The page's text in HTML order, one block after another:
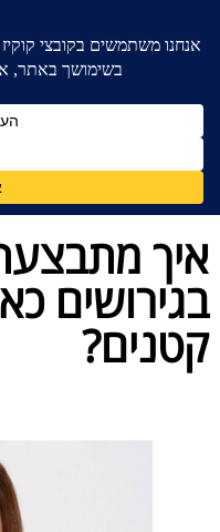
בלוג מאמרים -
איך מתבצעת חלוקת בית
איך
בגירושים
קטנים?